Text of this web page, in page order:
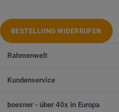
BESTELLUNG WIDERRUFEN
Rahmenwelt
Kundenservice
boesner - über 40x in Europa